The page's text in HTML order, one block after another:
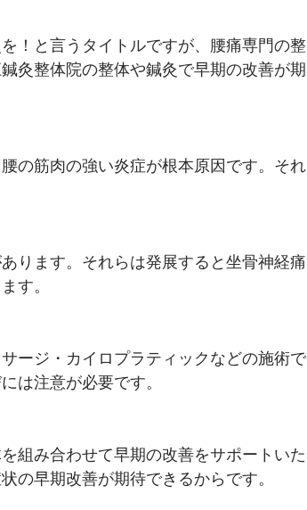
！と言うタイトルですが、腰痛専門の整
灸整体院の整体や鍼灸で早期の改善が期
の筋肉の強い炎症が根本原因です。それ
ります。それらは発展すると坐骨神経痛
す。
ージ・カイロプラティックなどの施術で
は注意が必要です。
組み合わせて早期の改善をサポートいた
の早期改善が期待できるからです。